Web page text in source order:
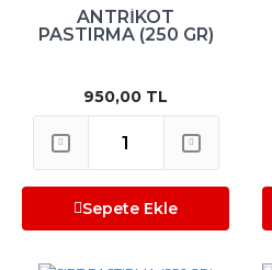
ANTRİKOT
PASTIRMA (250 GR)
950,00 TL
Sepete Ekle